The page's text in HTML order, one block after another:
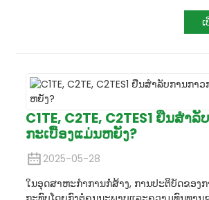
C1TE, C2TE, C2TES1 ຢືນສໍາ
ກະເບື້ອງແມ່ນຫຍັງ?
2025-05-28
ໃນອຸດສາຫະກໍາການກໍ່ສ້າງ, ການປະຕິບັດຂອງ